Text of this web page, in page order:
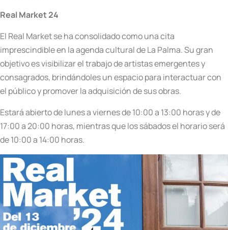
Real Market 24
El Real Market se ha consolidado como una cita
imprescindible en la agenda cultural de La Palma. Su gran
objetivo es visibilizar el trabajo de artistas emergentes y
consagrados, brindándoles un espacio para interactuar con
el público y promover la adquisición de sus obras.
Estará abierto de lunes a viernes de 10:00 a 13:00 horas y de
17:00 a 20:00 horas, mientras que los sábados el horario será
de 10:00 a 14:00 horas.